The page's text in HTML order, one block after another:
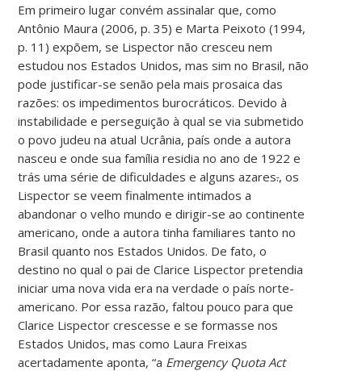
Em primeiro lugar convém assinalar que, como
Antônio Maura (2006, p. 35) e Marta Peixoto (1994,
p. 11) expõem, se Lispector não cresceu nem
estudou nos Estados Unidos, mas sim no Brasil, não
pode justificar-se senão pela mais prosaica das
razões: os impedimentos burocráticos. Devido à
instabilidade e perseguição à qual se via submetido
o povo judeu na atual Ucrânia, país onde a autora
nasceu e onde sua família residia no ano de 1922 e
trás uma série de dificuldades e alguns azares., os
Lispector se veem finalmente intimados a
abandonar o velho mundo e dirigir-se ao continente
americano, onde a autora tinha familiares tanto no
Brasil quanto nos Estados Unidos. De fato, o
destino no qual o pai de Clarice Lispector pretendia
iniciar uma nova vida era na verdade o país norte-
americano. Por essa razão, faltou pouco para que
Clarice Lispector crescesse e se formasse nos
Estados Unidos, mas como Laura Freixas
acertadamente aponta, “a Emergency Quota Act